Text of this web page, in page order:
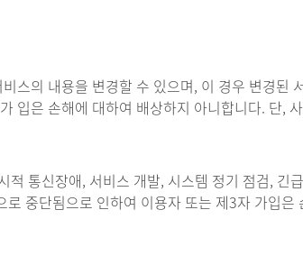
스의 내용을 변경할 수 있으며, 이 경우 변경
입은 손해에 대하여 배상하지 아니합니다. 단,
통신장애, 서비스 개발, 시스템 정기 점검,
중단됨으로 인하여 이용자 또는 제3자 가입